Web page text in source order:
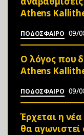
Athens
ΠΟΔΟΣΦΑΙΡΟ 09/
Ο λόγος που
Athens
ΠΟΔΟΣΦΑΙΡΟ 09/
Έρχεται η
θα